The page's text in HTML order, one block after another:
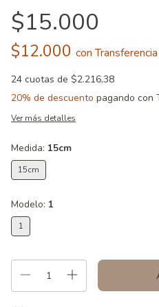
$15.000
$12.000 con Transferencia
24 cuotas de $2.216,38
20% de descuento pagando con
Ver más detalles
Medida: 15cm
15cm
Modelo: 1
1